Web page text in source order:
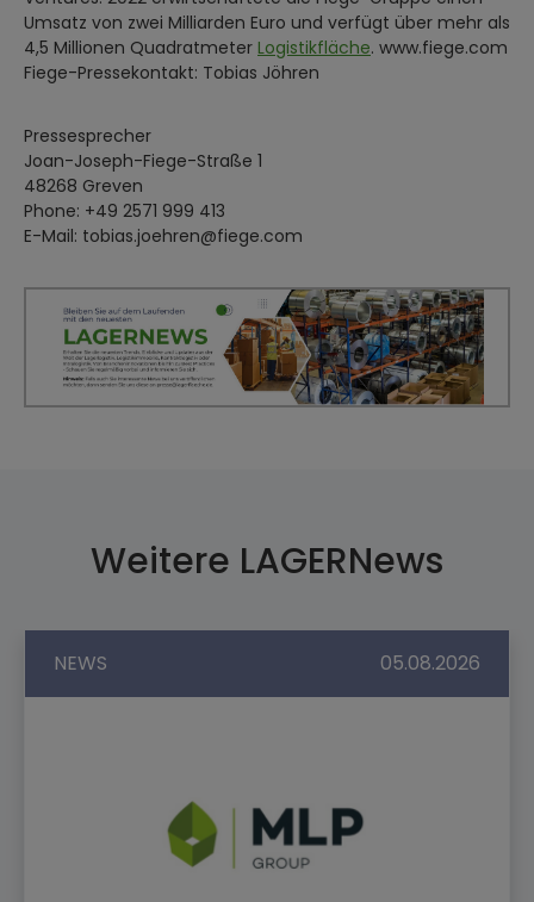
Umsatz von zwei Milliarden Euro und verfügt über mehr als
4,5 Millionen Quadratmeter Logistikfläche. www.fiege.com
Fiege-Pressekontakt: Tobias Jöhren
Pressesprecher
Joan-Joseph-Fiege-Straße 1
48268 Greven
Phone: +49 2571 999 413
E-Mail: tobias.joehren@fiege.com
Weitere LAGERNews
NEWS 05.08.2026